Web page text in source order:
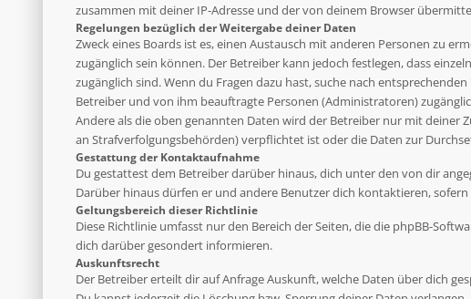
zusammen mit deiner IP-Adresse und der von deinem Browser
Regelungen bezüglich der Weitergabe deiner Daten
Zweck eines Boards ist es, einen Austausch mit anderen Personen zu
zugänglich sein können. Der Betreiber kann jedoch festlegen, dass
zugänglich sind. Wenn du Fragen dazu hast, suche nach
Betreiber und von ihm beauftragte Personen (Administratoren)
Andere als die oben genannten Daten wird der Betreiber nur mit deiner
an Strafverfolgungsbehörden) verpflichtet ist oder die Daten zur
Gestattung der Kontaktaufnahme
Du gestattest dem Betreiber darüber hinaus, dich unter den von dir
Darüber hinaus dürfen er und andere Benutzer dich kontaktieren,
Geltungsbereich dieser Richtlinie
Diese Richtlinie umfasst nur den Bereich der Seiten, die die phpBB-
dich darüber gesondert informieren.
Auskunftsrecht
Der Betreiber erteilt dir auf Anfrage Auskunft, welche Daten über dich